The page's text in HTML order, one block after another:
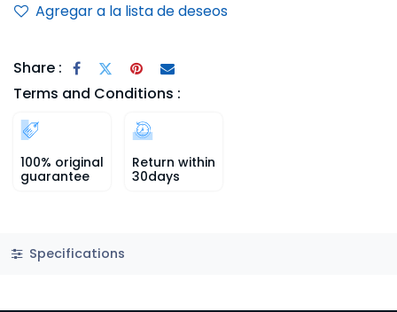
Agregar a la lista de deseos
Share :
Terms and Conditions :
100% original
guarantee
Return within
30days
Specifications